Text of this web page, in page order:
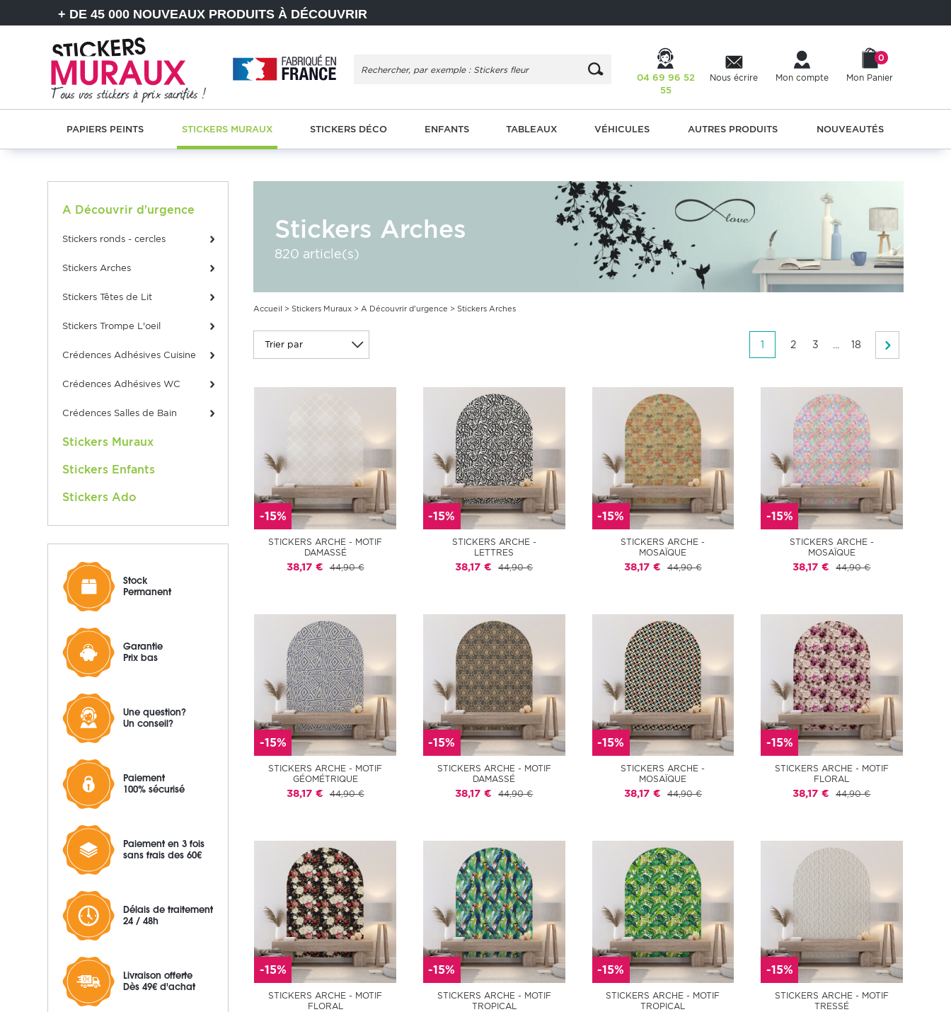
+ DE 45 000 NOUVEAUX PRODUITS À DÉCOUVRIR
04 69 96 52
55
Nous écrire Mon compte Mon Panier
0
PAPIERS PEINTS STICKERS MURAUX STICKERS DÉCO ENFANTS TABLEAUX VÉHICULES AUTRES PRODUITS NOUVEAUTÉS
A Découvrir d'urgence
stickers ronds - cercles
Stickers Arches
Stickers Têtes de Lit
Stickers Trompe L'oeil
Crédences Adhésives Cuisine
Crédences Adhésives WC
Crédences Salles de Bain
Stickers Muraux
Stickers Enfants
Stickers Ado
Stock
Permanent
Garantie
Prix bas
Une question?
Un conseil?
Paiement
100% sécurisé
Paiement en 3 fois
sans frais des 60€
Délais de traitement
24 / 48h
Livraison offerte
Dès 49€ d'achat
Stickers Arches
820 article(s)
Accueil >Stickers Muraux >A Découvrir d'urgence > Stickers Arches
1 2 3 ... 18
-15%
STICKERS ARCHE - MOTIF
DAMASSÉ
38,17 € 44,90 €
-15%
STICKERS ARCHE -
LETTRES
38,17 € 44,90 €
-15%
STICKERS ARCHE -
MOSAÏQUE
38,17 € 44,90 €
-15%
STICKERS ARCHE -
MOSAÏQUE
38,17 € 44,90 €
-15%
STICKERS ARCHE - MOTIF
GÉOMÉTRIQUE
38,17 € 44,90 €
-15%
STICKERS ARCHE - MOTIF
DAMASSÉ
38,17 € 44,90 €
-15%
STICKERS ARCHE -
MOSAÏQUE
38,17 € 44,90 €
-15%
STICKERS ARCHE - MOTIF
FLORAL
38,17 € 44,90 €
-15%
STICKERS ARCHE - MOTIF
FLORAL
-15%
STICKERS ARCHE - MOTIF
TROPICAL
-15%
STICKERS ARCHE - MOTIF
TROPICAL
-15%
STICKERS ARCHE - MOTIF
TRESSÉ